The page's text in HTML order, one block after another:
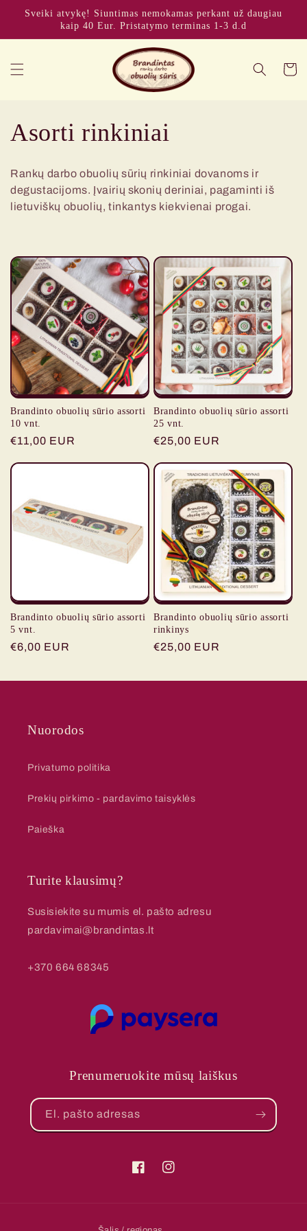
Eiti į
Sveiki atvykę! Siuntimas nemokamas perkant už daugiau
kaip 40 Eur. Pristatymo terminas 1-3 d.d
K
o
l
k
c
i
j
a
:
Asorti rinkiniai
Rankų darbo obuolių sūrių rinkiniai dovanoms ir
degustacijoms. Įvairių skonių deriniai, pagaminti iš
lietuviškų obuolių, tinkantys kiekvienai progai.
Brandinto obuolių sūrio assorti
10 vnt.
Įprasta
€11,00 EUR
Brandinto obuolių sūrio assorti
25 vnt.
Įprasta
€25,00 EUR
Brandinto obuolių sūrio assorti
5 vnt.
Įprasta
€6,00 EUR
Brandinto obuolių sūrio assorti
rinkinys
Įprasta
€25,00 EUR
Nuorodos
Privatumo politika
Prekių pirkimo - pardavimo taisyklės
Paieška
Turite klausimų?
Susisiekite su mumis el. pašto adresu
pardavimai@brandintas.lt
+370 664 68345
Prenumeruokite mūsų laiškus
El. pašto adresas
„Facebook“„Instagram“